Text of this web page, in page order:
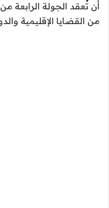
أن تُعقد الجولة الرابعة
من القضايا الإقليمية